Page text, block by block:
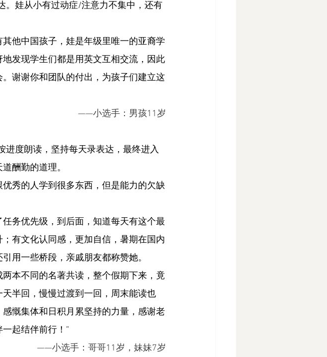
。娃从小有过动症/注意力不集中，还有
他中国孩子，娃是年级里唯一的亚裔学
发现学生们都是用英文互相交流，因此
谢谢你和团队的付出，为孩子们建立这
——小选手：男孩11岁
进度朗读，坚持每天录表达，最终进入
酬勤的道理。
秀的人学到很多东西，但是能力的欠缺
务优先级，到后面，知道每天有这个最
有文化认同感，更加自信，暑期在国内
用一些桥段，亲戚朋友都称赞她。
本不同的名著共读，整个假期下来，竟
半回，慢慢过渡到一回，周末能读也
慨集体和日积月累坚持的力量，感谢老
起结伴前行！”
——小选手：哥哥11岁，妹妹7岁